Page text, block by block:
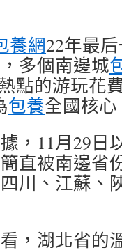
養網22年最
多個南邊城
點的游玩花
包養全國核心
，11月29日
直被南邊
川、江蘇、
，湖北省的